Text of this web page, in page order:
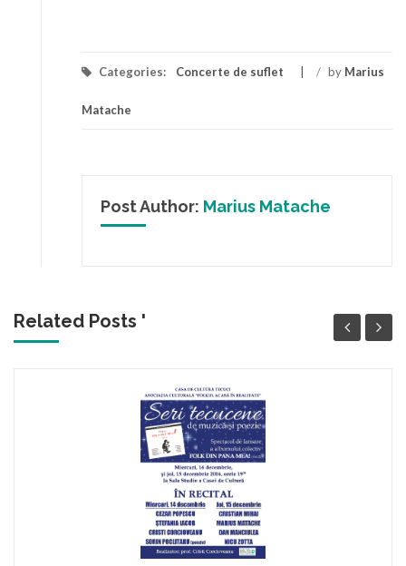
Categories: Concerte de suflet / by Marius
Matache
Post Author: Marius Matache
Related Posts '